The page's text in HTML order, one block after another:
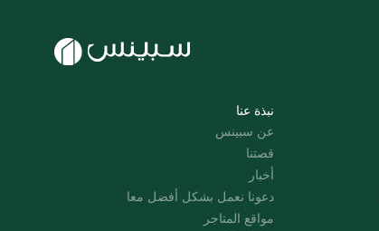
نبذة عنا
عن سبينس
قصتنا
أخبار
دعونا نعمل بشكل أفضل معا
مواقع المتاجر